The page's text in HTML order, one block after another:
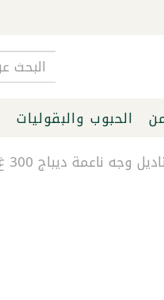
الحبوب والبقوليات
وجه ناعمة ديباج 300 غ